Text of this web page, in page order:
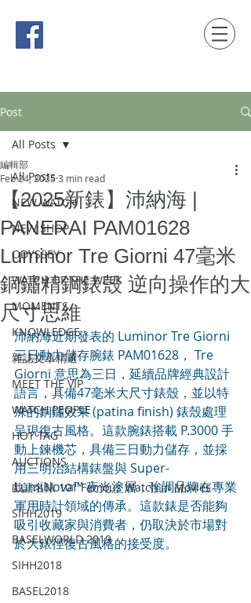
Post
All Posts
NEW WATCH
NEW SHOP
ODYSSEY
WATCH OF THE WEEK
MOMENTS
KNOWLEDGE
雜誌文章精選
MEET THE VIP
WATCH PEOPLE
HOT TAG
AUCTIONS
戲語名錶 101 Famous Watch in Movies
SIHH2019
BASELWORLD 2019
SIHH2018
BASEL2018
All Posts
【2025新錶】沛納海 |
PANERAI PAM01628
Luminor Tre Giorni 47毫米
銅鏽精鋼錶殼 逆向操作的大
尺寸思維
編輯部
Feb 24, 2025 3 min read
沛納海近期發表的 Luminor Tre Giorni
三日動力儲存腕錶 PAM01628， Tre
Giorni 意思為三日，延續品牌經典設計
語言，具備47毫米大尺寸錶殼，並以特
殊的銅鏽效果 (patina finish) 錶殼處理
呈現復古風格。這款腕錶搭載 P.3000 手
動上鍊機芯，具備三日動力儲存，並採
用三明治結構錶盤與 Super-
LumiNova™ 夜光塗層，強調品牌在專業
軍用時計領域的傳承。這款錶是否能夠
吸引收藏家與消費者，仍取決於市場對
於大錶徑復古風格的接受度。